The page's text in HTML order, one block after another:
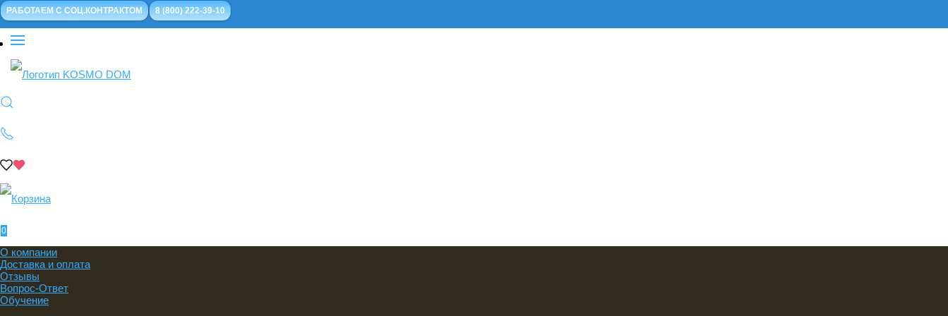
РАБОТАЕМ С СОЦ.КОНТРАКТОМ 8 (800) 222-39-10
0
О компании
Доставка и оплата
Отзывы
Вопрос-Ответ
Обучение